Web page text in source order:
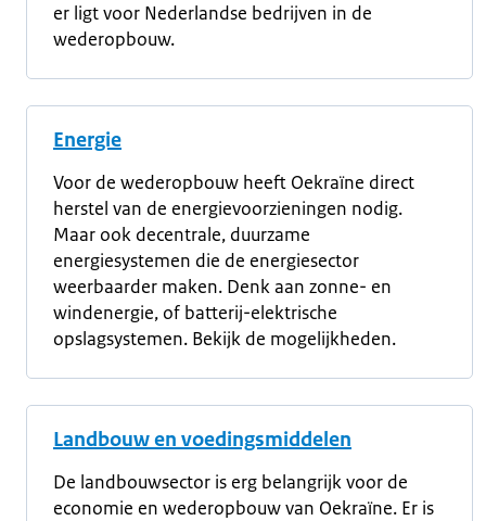
er ligt voor Nederlandse bedrijven in de
wederopbouw.
Energie
Voor de wederopbouw heeft Oekraïne direct
herstel van de energievoorzieningen nodig.
Maar ook decentrale, duurzame
energiesystemen die de energiesector
weerbaarder maken. Denk aan zonne- en
windenergie, of batterij-elektrische
opslagsystemen. Bekijk de mogelijkheden.
Landbouw en voedingsmiddelen
De landbouwsector is erg belangrijk voor de
economie en wederopbouw van Oekraïne. Er is